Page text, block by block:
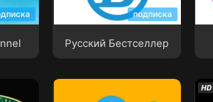
подписка
Русский Бестселлер
Русский Бестселлер